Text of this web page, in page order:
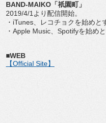
BAND-MAIKO「祇園町」
2019/4/1より配信開始。
・iTunes、レコチョクを始め
・Apple Music、Spotifyを始め
■WEB
【Official Site】